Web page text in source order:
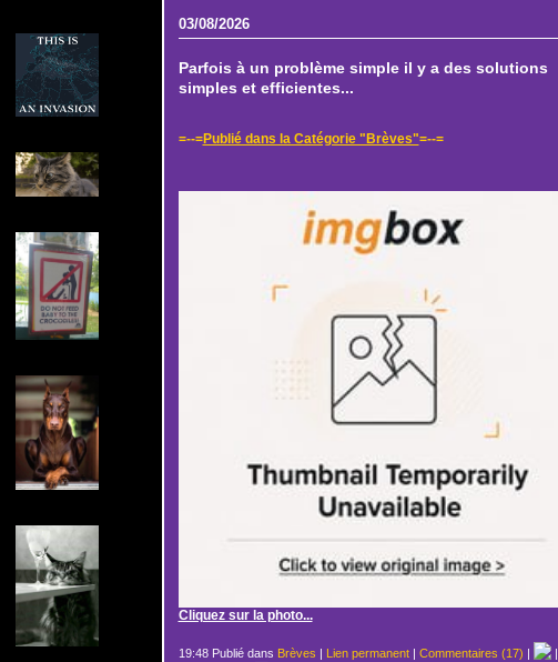
03/08/2026
Parfois à un problème simple il y a des solutions
simples et efficientes...
=--=Publié dans la Catégorie "Brèves"=--=
Cliquez sur la photo...
19:48 Publié dans Brèves | Lien permanent| Commentaires (17) |
|